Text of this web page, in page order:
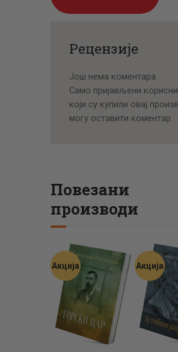
Рецензије
Још нема коментара.
Само пријављени
који су купили овај
могу оставити коментар.
Повезани
производи
Акција Акција